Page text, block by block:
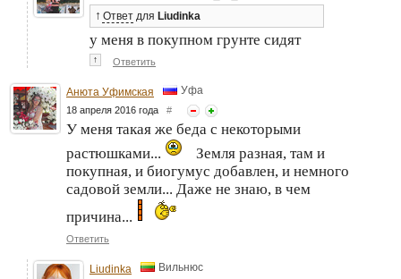
↑ Ответ для Liudinka
у меня в покупном грунте сидят
↑ Ответить
Анюта Уфимская Уфа
18 апреля 2016 года #
У меня такая же беда с некоторыми
растюшками...
Земля разная, там и
покупная, и биогумус добавлен, и немного
садовой земли... Даже не знаю, в чем
причина...
Ответить
Liudinka Вильнюс